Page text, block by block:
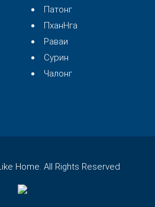
Патонг
ПханНга
Раваи
Сурин
Чалонг
Home. All Rights Reserved